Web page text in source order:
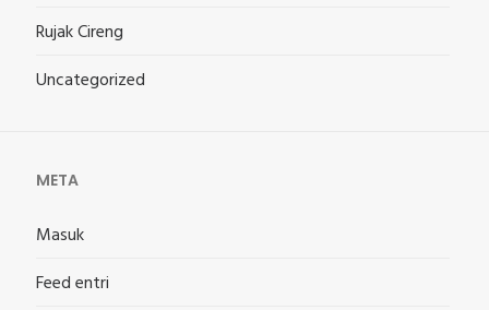
Rujak Cireng
Uncategorized
META
Masuk
Feed entri